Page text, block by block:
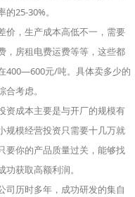
25-30%。
，生产成本高低不一，需要
，房租电费运费等等，这些都
400—600元/吨。具体卖多少的
考虑。
成本主要是与开厂的规模有
规模经营投资只需要十几万就
要你的产品质量过关，能够找
获取高额利润。
历时多年，成功研发的集自